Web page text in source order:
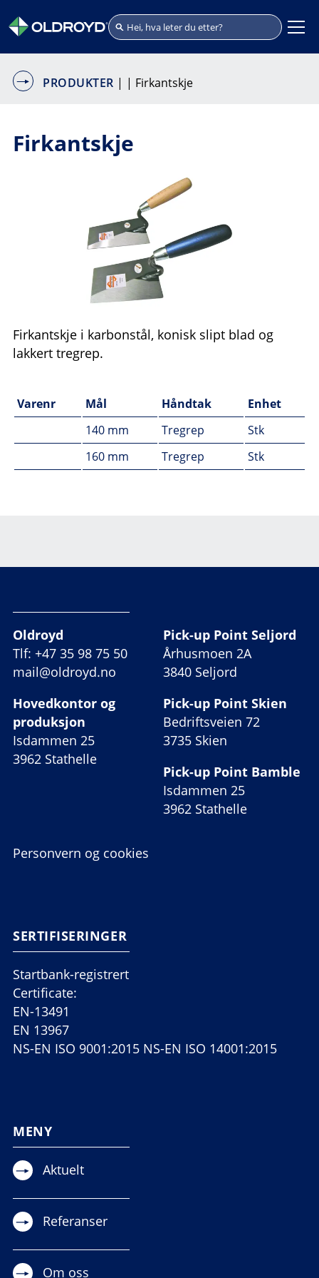
PRODUKTER | | Firkantskje
Firkantskje
Firkantskje i karbonstål, konisk slipt blad og
lakkert tregrep.
Varenr Mål Håndtak
Enhet
140 mm
Tregrep
Stk
160 mm
Tregrep Stk
Oldroyd
Tlf: +47 35 98 75 50
mail@oldroyd.no
Hovedkontor og
produksjon
Isdammen 25
3962 Stathelle
Pick-up Point Seljord
Århusmoen 2A
3840 Seljord
Pick-up Point Skien
Bedriftsveien 72
3735 Skien
Pick-up Point Bamble
Isdammen 25
3962 Stathelle
Personvern og cookies
SERTIFISERINGER
Startbank-registrert
Certificate:
EN-13491
EN 13967
NS-EN ISO 9001:2015 NS-EN ISO 14001:2015
MENY
Aktuelt
Referanser
Om oss